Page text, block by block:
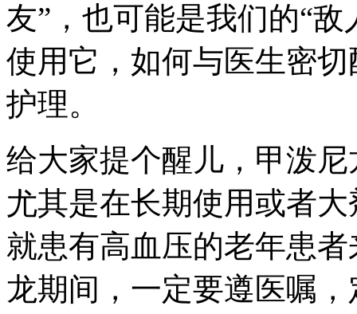
友”，也可能是我们的“
使用它，如何与医生密
护理。
给大家提个醒儿，甲泼
尤其是在长期使用或者
就患有高血压的老年患
龙期间，一定要遵医嘱